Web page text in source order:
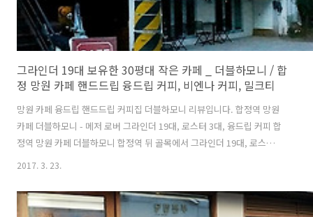
그라인더 19대 보유한 30평대 작은 카페 _ 더블하모니 / 합
정 망원 카페 핸드드립 융드립 커피, 비엔나 커피, 밀크티
망원 카페 융드립 핸드드립 커피집 더블하모니 리뷰입니다. 합정역 망원
카페 더블하모니 - 메저 로버 그라인더 19대, 로스터 3대, 융드립 커피 합
정역 망원 카페 더블하모니 합정역 뒤 골목에서 그라인더 19대, 로스터 3
대, 에스프레소 머신 2대로 커피를 도모하며 융드립 커피와 비엔나커피
야기: 아는 사람은 벌써 알고 자주 가며 모르는 사람은 통 모르는 바리스
타들의 커피 투어 성지聖地. 커피 뿐만 아니라 위스키 와인 향수 등 맛과
2017. 3. 23.